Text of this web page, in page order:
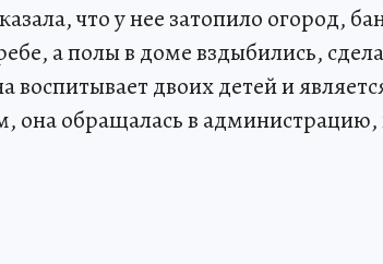
что у нее затопило огород,
а полы в доме вздыбились,
двоих детей и
она обращалась в